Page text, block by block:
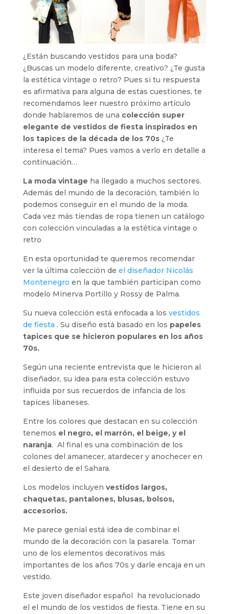
¿Están buscando vestidos para una boda?
¿Buscas un modelo diferente, creativo? ¿Te gusta
la estética vintage o retro? Pues si tu respuesta
es afirmativa para alguna de estas cuestiones, te
recomendamos leer nuestro próximo artículo
donde hablaremos de una colección super
elegante de vestidos de fiesta inspirados en
los tapices de la década de los 70s¿Te
interesa el tema? Pues vamos a verlo en detalle a
continuación…
La moda vintage ha llegado a muchos sectores.
Además del mundo de la decoración, también lo
podemos conseguir en el mundo de la moda.
Cada vez más tiendas de ropa tienen un catálogo
con colección vinculadas a la estética vintage o
retro
En esta oportunidad te queremos recomendar
ver la última colección de el diseñador Nicolás
Montenegro en la que también participan como
modelo Minerva Portillo y Rossy de Palma.
Su nueva colección está enfocada a los vestidos
de fiesta . Su diseño está basado en los papeles
tapices que se hicieron populares en los años
70s.
Según una reciente entrevista que le hicieron al
diseñador, su idea para esta colección estuvo
influida por sus recuerdos de infancia de los
tapices libaneses.
Entre los colores que destacan en su colección
tenemos el negro, el marrón, el beige, y el
naranja. Al final es una combinación de los
colones del amanecer, atardecer y anochecer en
el desierto de el Sahara.
Los modelos incluyen vestidos largos,
chaquetas, pantalones, blusas, bolsos,
accesorios.
Me parece genial está idea de combinar el
mundo de la decoración con la pasarela. Tomar
uno de los elementos decorativos más
importantes de los años 70s y darle encaja en un
vestido.
Este joven diseñador español ha revolucionado
el el mundo de los vestidos de fiesta. Tiene en su